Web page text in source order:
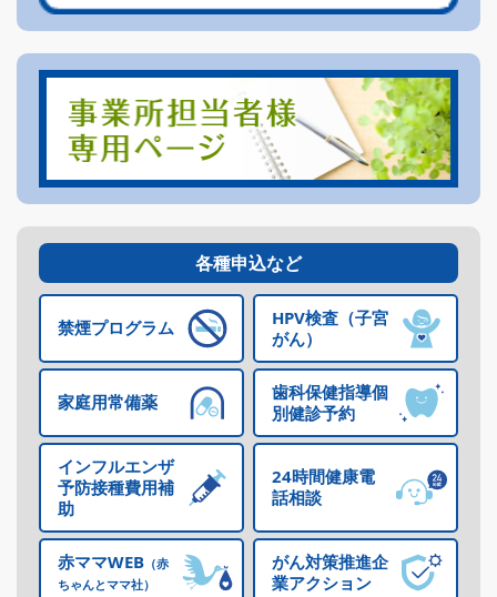
「健診結果」・「医療費」・「ジェネリック医薬品差額」情報が
健康管理
2026年06月04日
【健保だより第40号】歯科検診（個別健診）のお知らせ
【無料オンラインセミナー】パフォーマンスを上げる朝食習慣
イベント
2026年06月03日
【無料オンラインセミナー】とてもシンプル！身体の機能に基づ
いた、腰痛対策ストレッチ
健康管理
2026年06月01日
お弁当の食中毒対策
INFO
2026年05月27日
「健診結果」・「医療費」・「ジェネリック医薬品差額」情報が
公開されました
INFO
2026年05月15日
各種申込など
禁煙プログラム HPV検査（子宮
がん）
家庭用常備薬 歯科保健指導個
別健診予約
インフルエンザ
予防接種費用補
助
24時間健康電
話相談
赤ママWEB （赤
ちゃんとママ社）
がん対策推進企
業アクション